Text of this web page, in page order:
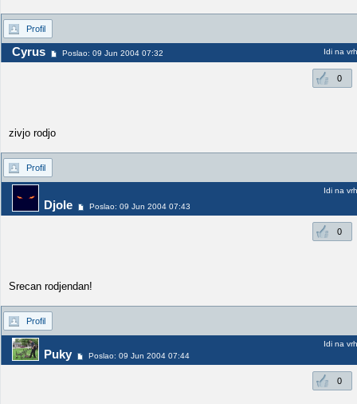
Profil
Cyrus Poslao: 09 Jun 2004 07:32 Idi na vrh
0
zivjo rodjo
Profil
Djole Poslao: 09 Jun 2004 07:43
Idi na vrh
0
Srecan rodjendan!
Profil
Puky Poslao: 09 Jun 2004 07:44
Idi na vrh
0